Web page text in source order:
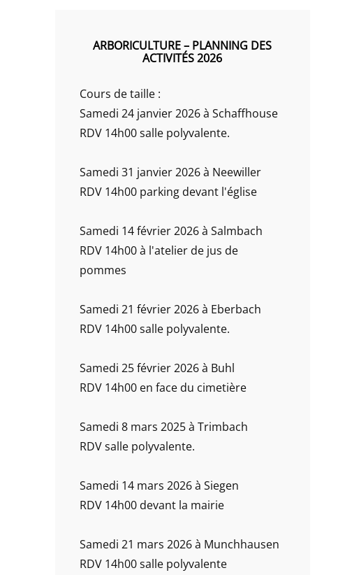
ARBORICULTURE – PLANNING DES
ACTIVITÉS 2026
Cours de taille :
Samedi 24 janvier 2026 à Schaffhouse
RDV 14h00 salle polyvalente.
Samedi 31 janvier 2026 à Neewiller
RDV 14h00 parking devant l'église
Samedi 14 février 2026 à Salmbach
RDV 14h00 à l'atelier de jus de
pommes
Samedi 21 février 2026 à Eberbach
RDV 14h00 salle polyvalente.
Samedi 25 février 2026 à Buhl
RDV 14h00 en face du cimetière
Samedi 8 mars 2025 à Trimbach
RDV salle polyvalente.
Samedi 14 mars 2026 à Siegen
RDV 14h00 devant la mairie
Samedi 21 mars 2026 à Munchhausen
RDV 14h00 salle polyvalente